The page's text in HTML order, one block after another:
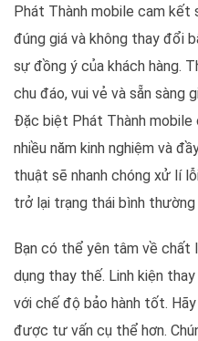
Phát Thành mobile cam kết
đúng giá và không thay đổi
sự đồng ý của khách hàng.
chu đáo, vui vẻ và sẵn sàng
Đặc biệt Phát Thành
nhiều năm kinh nghiệm và
thuật sẽ nhanh chóng xử lí
trở lại trạng thái bình
Bạn có thể yên tâm về chất
dụng thay thế. Linh kiện
với chế độ bảo hành tốt.
được tư vấn cụ thể hơn.